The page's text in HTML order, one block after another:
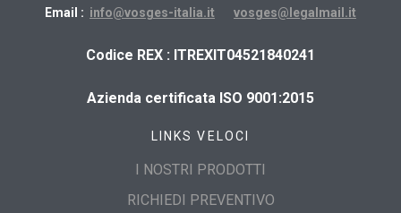
Email : info@vosges-italia.it vosges@legalmail.it
​Codice REX : ITREXIT04521840241
Azienda certificata ISO 9001:2015
LINKS VELOCI
I NOSTRI PRODOTTI
RICHIEDI PREVENTIVO